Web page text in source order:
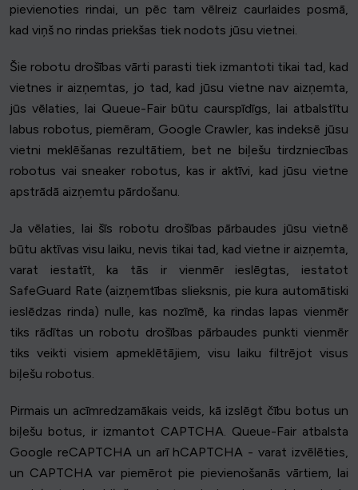
pievienoties rindai, un pēc tam vēlreiz caurlaides posmā,
kad viņš no rindas priekšas tiek nodots jūsu vietnei.
Šie robotu drošības vārti parasti tiek izmantoti tikai tad, kad
vietnes ir aizņemtas, jo tad, kad jūsu vietne nav aizņemta,
jūs vēlaties, lai Queue-Fair būtu caurspīdīgs, lai atbalstītu
labus robotus, piemēram, Google Crawler, kas indeksē jūsu
vietni meklēšanas rezultātiem, bet ne biļešu tirdzniecības
robotus vai sneaker robotus, kas ir aktīvi, kad jūsu vietne
apstrādā aizņemtu pārdošanu.
Ja vēlaties, lai šīs robotu drošības pārbaudes jūsu vietnē
būtu aktīvas visu laiku, nevis tikai tad, kad vietne ir aizņemta,
varat iestatīt, ka tās ir vienmēr ieslēgtas, iestatot
SafeGuard Rate (aizņemtības slieksnis, pie kura automātiski
ieslēdzas rinda) nulle, kas nozīmē, ka rindas lapas vienmēr
tiks rādītas un robotu drošības pārbaudes punkti vienmēr
tiks veikti visiem apmeklētājiem, visu laiku filtrējot visus
biļešu robotus.
Pirmais un acīmredzamākais veids, kā izslēgt čību botus un
biļešu botus, ir izmantot CAPTCHA. Queue-Fair atbalsta
Google reCAPTCHA un arī hCAPTCHA - varat izvēlēties,
un CAPTCHA var piemērot pie pievienošanās vārtiem, lai